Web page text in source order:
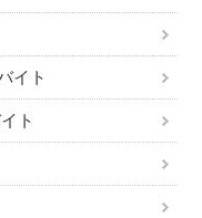
イト
ト